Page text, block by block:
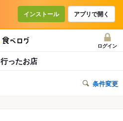
インストール アプリで開く
ログイン
行ったお店
条件変更